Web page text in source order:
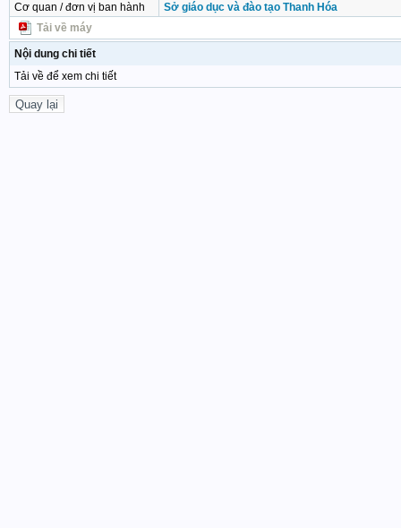
Cơ quan / đơn vị ban hành
Sở giáo dục và đào tạo Thanh Hóa
Tải về máy
Nội dung chi tiết
Tải về để xem chi tiết